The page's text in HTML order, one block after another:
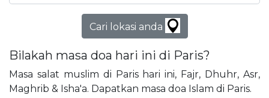
Cari lokasi anda
Bilakah masa doa hari ini di Paris?
Masa salat muslim di Paris hari ini, Fajr, Dhuhr, Asr,
Maghrib & Isha'a. Dapatkan masa doa Islam di Paris.